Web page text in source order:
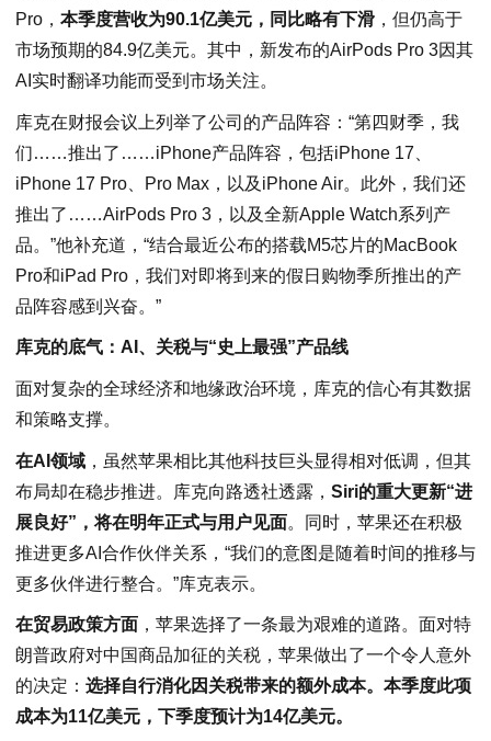
Pro， 本季度营收为90.1亿美元，同比略有下滑 ，但仍高于
市场预期的84.9亿美元。其中，新发布的AirPods Pro 3因其
AI实时翻译功能而受到市场关注。
库克在财报会议上列举了公司的产品阵容：“第四财季，我
们……推出了……iPhone产品阵容，包括iPhone 17、
iPhone 17 Pro、Pro Max，以及iPhone Air。此外，我们还
推出了……AirPods Pro 3，以及全新Apple Watch系列产
品。”他补充道，“结合最近公布的搭载M5芯片的MacBook
Pro和iPad Pro，我们对即将到来的假日购物季所推出的产
品阵容感到兴奋。”
库克的底气：AI、关税与“史上最强”产品线
面对复杂的全球经济和地缘政治环境，库克的信心有其数据
和策略支撑。
在AI领域 ，虽然苹果相比其他科技巨头显得相对低调，但其
布局却在稳步推进。库克向路透社透露， Siri的重大更新“进
展良好”，将在明年正式与用户见面。同时，苹果还在积极
推进更多AI合作伙伴关系，“我们的意图是随着时间的推移与
更多伙伴进行整合。”库克表示。
在贸易政策方面 ，苹果选择了一条最为艰难的道路。面对特
朗普政府对中国商品加征的关税，苹果做出了一个令人意外
的决定： 选择自行消化因关税带来的额外成本。本季度此项
成本为11亿美元，下季度预计为14亿美元。